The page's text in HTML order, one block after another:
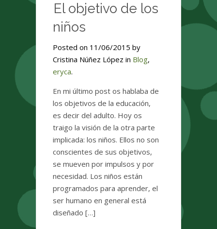
El objetivo de los
niños
Posted on 11/06/2015 by
Cristina Núñez López in Blog,
eryca.
En mi último post os hablaba de
los objetivos de la educación,
es decir del adulto. Hoy os
traigo la visión de la otra parte
implicada: los niños. Ellos no son
conscientes de sus objetivos,
se mueven por impulsos y por
necesidad. Los niños están
programados para aprender, el
ser humano en general está
diseñado […]